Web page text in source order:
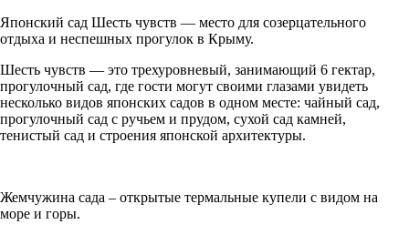
Японский сад Шесть чувств — место для созерцательного
отдыха и неспешных прогулок в Крыму.
Шесть чувств — это трехуровневый, занимающий 6 гектар,
прогулочный сад, где гости могут своими глазами увидеть
несколько видов японских садов в одном месте: чайный сад,
прогулочный сад с ручьем и прудом, сухой сад камней,
тенистый сад и строения японской архитектуры.
Жемчужина сада – открытые термальные купели с видом на
море и горы.